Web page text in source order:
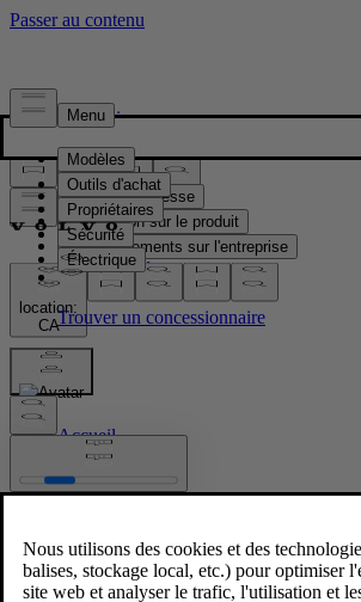
Presse & Médias
Matériel de presse
Information sur le produit
Renseignements sur l'entreprise
Contacts médias
location:
CA
Images
Accueil
/Images